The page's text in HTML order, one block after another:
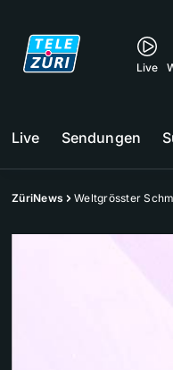
Live
Live Sendungen
ZüriNews Weltgrösster